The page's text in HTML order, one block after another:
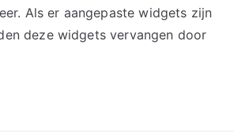
Als er aangepaste widgets zijn
deze widgets vervangen door